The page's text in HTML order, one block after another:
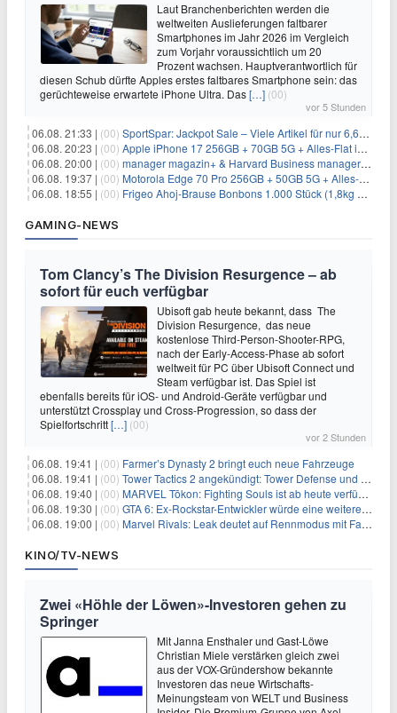
Laut Branchenberichten werden die
weltweiten Auslieferungen faltbarer
Smartphones im Jahr 2026 im Vergleich
zum Vorjahr voraussichtlich um 20
Prozent wachsen. Hauptverantwortlich für
diesen Schub dürfte Apples erstes faltbares Smartphone sein: das
gerüchteweise erwartete iPhone Ultra. Das[…] (00)
vor 5 Stunden
06.08. 21:33 | (00) SportSpar: Jackpot Sale – Viele Artikel für nur 6,66€ – nur 48 Stunden
06.08. 20:23 | (00) Apple iPhone 17 256GB + 70GB 5G + Alles-Flat im Vodafone-Netz für 34,99€/Monat – eff. 4,65€/Monat
06.08. 20:00 | (00) manager magazin+ & Harvard Business manager+ Digital-Kombi-Abo 1 Monat kostenlos
06.08. 19:37 | (00) Motorola Edge 70 Pro 256GB + 50GB 5G + Alles-Flat im Vodafone-Netz für 19,99€/Monat – eff. 0,61€/Monat
06.08. 18:55 | (00) Frigeo Ahoj-Brause Bonbons 1.000 Stück (1,8kg Eimer) für 6,29€
GAMING-NEWS
Tom Clancy’s The Division Resurgence – ab
sofort für euch verfügbar
Ubisoft gab heute bekannt, dass The
Division Resurgence, das neue
kostenlose Third-Person-Shooter-RPG,
nach der Early-Access-Phase ab sofort
weltweit für PC über Ubisoft Connect und
Steam verfügbar ist. Das Spiel ist
ebenfalls bereits für iOS- und Android-Geräte verfügbar und
unterstützt Crossplay und Cross-Progression, so dass der
Spielfortschritt[…] (00)
vor 2 Stunden
06.08. 19:41 | (00) Farmer’s Dynasty 2 bringt euch neue Fahrzeuge
06.08. 19:41 | (00) Tower Tactics 2 angekündigt: Tower Defense und Deckbuilding Kombo kehrt zurück
06.08. 19:40 | (00) MARVEL Tōkon: Fighting Souls ist ab heute verfügbar
06.08. 19:30 | (00) GTA 6: Ex-Rockstar-Entwickler würde eine weitere Verschiebung nicht überraschen
06.08. 19:00 | (00) Marvel Rivals: Leak deutet auf Rennmodus mit Fahrzeugen hin
KINO/TV-NEWS
Zwei «Höhle der Löwen»-Investoren gehen zu
Springer
Mit Janna Ensthaler und Gast-Löwe
Christian Miele verstärken gleich zwei
aus der VOX-Gründershow bekannte
Investoren das neue Wirtschafts-
Meinungsteam von WELT und Business